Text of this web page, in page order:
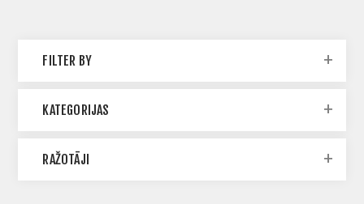
FILTER BY
KATEGORIJAS
RAŽOTĀJI